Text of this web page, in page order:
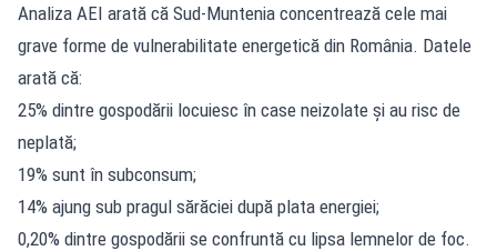
Analiza AEI arată că Sud-Muntenia concentrează cele mai
grave forme de vulnerabilitate energetică din România. Datele
arată că:
25% dintre gospodării locuiesc în case neizolate și au risc de
neplată;
19% sunt în subconsum;
14% ajung sub pragul sărăciei după plata energiei;
0,20% dintre gospodării se confruntă cu lipsa lemnelor de foc.